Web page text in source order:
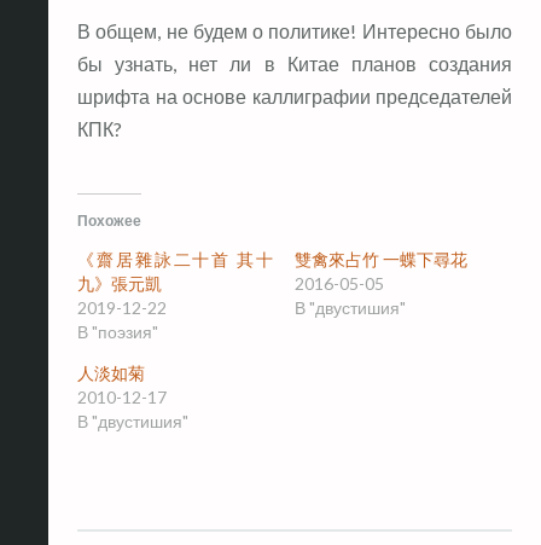
В общем, не будем о политике! Интересно было
бы узнать, нет ли в Китае планов создания
шрифта на основе каллиграфии председателей
КПК?
Похожее
《齋居雜詠二十首 其十
九》張元凱
2019-12-22
В "поэзия"
雙禽來占竹 一蝶下尋花
2016-05-05
В "двустишия"
人淡如菊
2010-12-17
В "двустишия"